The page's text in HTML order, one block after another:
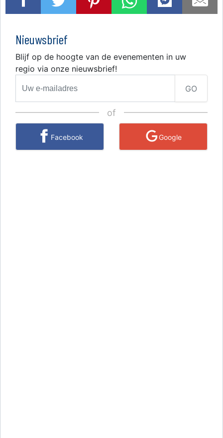
Nieuwsbrief
Blijf op de hoogte van de evenementen in uw
regio via onze nieuwsbrief!
GO
of
Facebook Google